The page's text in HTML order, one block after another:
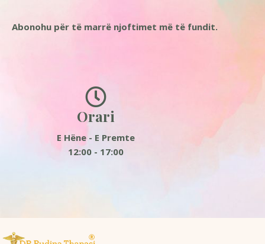
Abonohu për të marrë njoftimet më të fundit.
Orari
E Hëne - E Premte
12:00 - 17:00